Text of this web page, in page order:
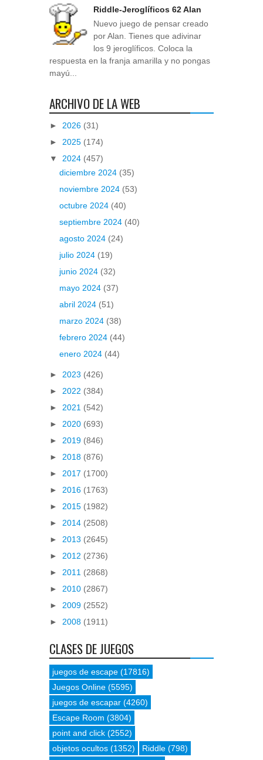
Riddle-Jeroglíficos 62 Alan
Nuevo juego de pensar creado
por Alan. Tienes que adivinar
los 9 jeroglíficos. Coloca la
respuesta en la franja amarilla y no pongas
mayú...
ARCHIVO DE LA WEB
► 2026 (31)
► 2025 (174)
▼ 2024 (457)
diciembre 2024 (35)
noviembre 2024 (53)
octubre 2024 (40)
septiembre 2024 (40)
agosto 2024 (24)
julio 2024 (19)
junio 2024 (32)
mayo 2024 (37)
abril 2024 (51)
marzo 2024 (38)
febrero 2024 (44)
enero 2024 (44)
► 2023 (426)
► 2022 (384)
► 2021 (542)
► 2020 (693)
► 2019 (846)
► 2018 (876)
► 2017 (1700)
► 2016 (1763)
► 2015 (1982)
► 2014 (2508)
► 2013 (2645)
► 2012 (2736)
► 2011 (2868)
► 2010 (2867)
► 2009 (2552)
► 2008 (1911)
CLASES DE JUEGOS
juegos de escape (17816)
Juegos Online (5595)
juegos de escapar (4260)
Escape Room (3804)
point and click (2552)
objetos ocultos (1352) Riddle (798)